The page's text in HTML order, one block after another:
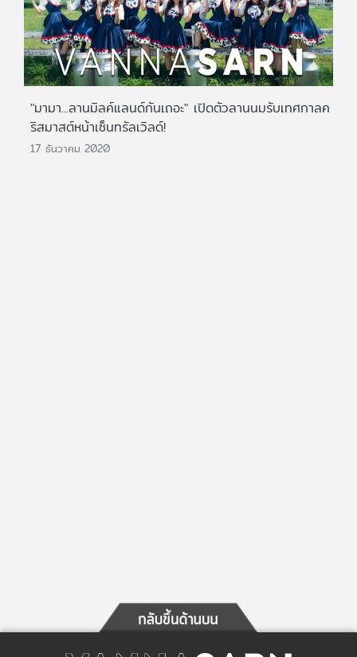
"มามา...ลานมิลค์แลนด์กันเถอะ" เปิดตัวลานนมรับเทศกาลค
ริสมาสต์หน้าเซ็นทรัลเวิลด์!
17 ธันวาคม 2020